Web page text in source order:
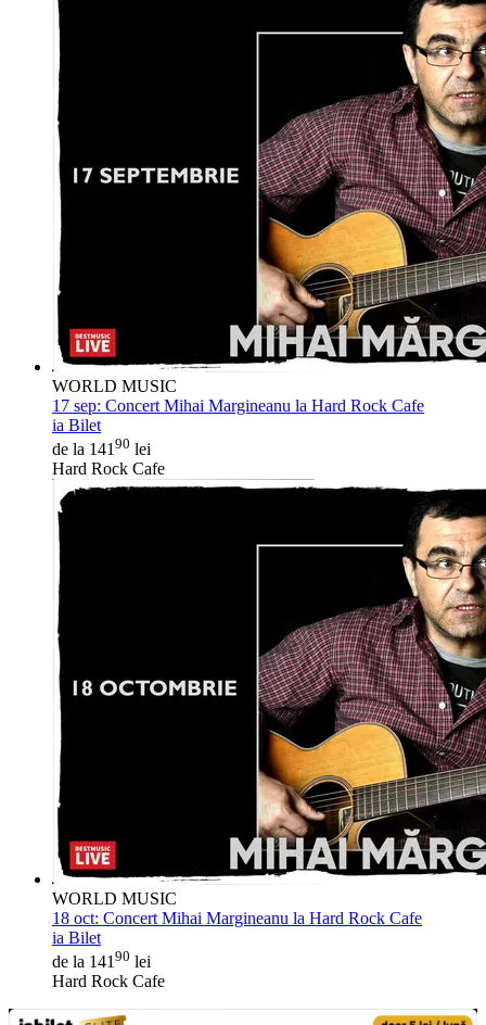
WORLD MUSIC
17 sep: Concert Mihai Margineanu la Hard Rock Cafe
ia Bilet
de la 141 90 lei
Hard Rock Cafe
WORLD MUSIC
18 oct: Concert Mihai Margineanu la Hard Rock Cafe
ia Bilet
de la 141 90 lei
Hard Rock Cafe